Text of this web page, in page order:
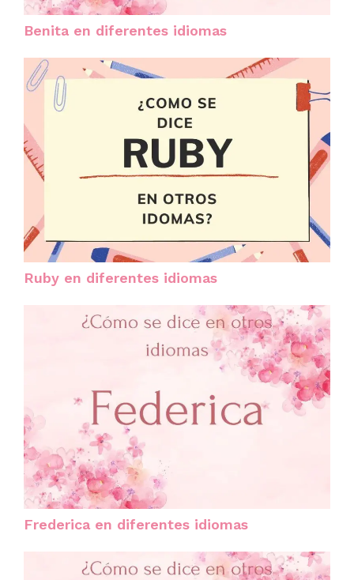
Benita en diferentes idiomas
Ruby en diferentes idiomas
Frederica en diferentes idiomas